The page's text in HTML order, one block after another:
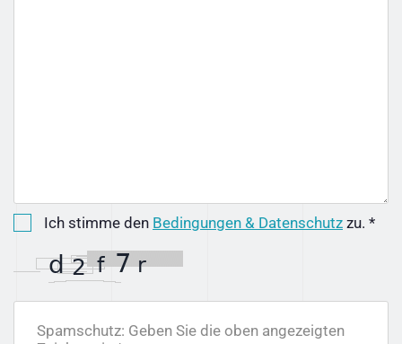
Ich stimme den Bedingungen & Datenschutz zu. *
Spamschutz: Geben Sie die oben angezeigten